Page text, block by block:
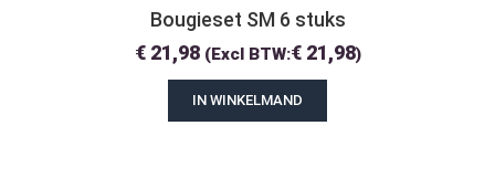
Bougieset SM 6 stuks
€21,98 (Excl BTW:€21,98)
IN WINKELMAND